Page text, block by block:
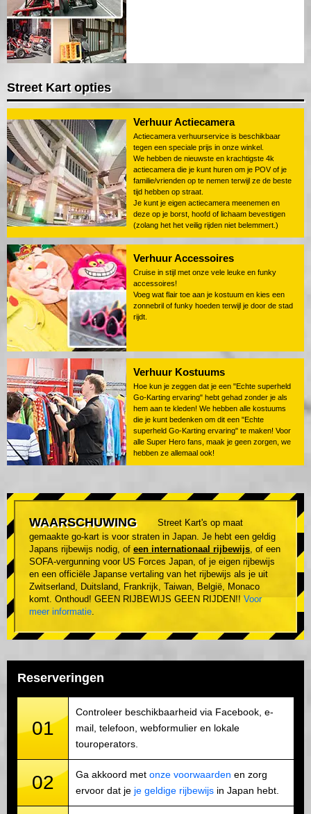
Street Kart opties
Verhuur Actiecamera
Actiecamera verhuurservice is beschikbaar
tegen een speciale prijs in onze winkel.
We hebben de nieuwste en krachtigste 4k
actiecamera die je kunt huren om je POV of je
familie/vrienden op te nemen terwijl ze de beste
tijd hebben op straat.
Je kunt je eigen actiecamera meenemen en
deze op je borst, hoofd of lichaam bevestigen
(zolang het het veilig rijden niet belemmert.)
Verhuur Accessoires
Cruise in stijl met onze vele leuke en funky
accessoires!
Voeg wat flair toe aan je kostuum en kies een
zonnebril of funky hoeden terwijl je door de stad
rijdt.
Verhuur Kostuums
Hoe kun je zeggen dat je een "Echte superheld
Go-Karting ervaring" hebt gehad zonder je als
hem aan te kleden! We hebben alle kostuums
die je kunt bedenken om dit een "Echte
superheld Go-Karting ervaring" te maken! Voor
alle Super Hero fans, maak je geen zorgen, we
hebben ze allemaal ook!
WAARSCHUWING
Street Kart's op maat
gemaakte go-kart is voor straten in Japan. Je hebt een geldig
Japans rijbewijs nodig, of een internationaal rijbewijs, of een
SOFA-vergunning voor US Forces Japan, of je eigen rijbewijs
en een officiële Japanse vertaling van het rijbewijs als je uit
Zwitserland, Duitsland, Frankrijk, Taiwan, België, Monaco
komt. Onthoud! GEEN RIJBEWIJS GEEN RIJDEN!! Voor
meer informatie.
Reserveringen
01
Controleer beschikbaarheid via Facebook, e-
mail, telefoon, webformulier en lokale
touroperators.
02 Ga akkoord met onze voorwaarden en zorg
ervoor dat je je geldige rijbewijs in Japan hebt.